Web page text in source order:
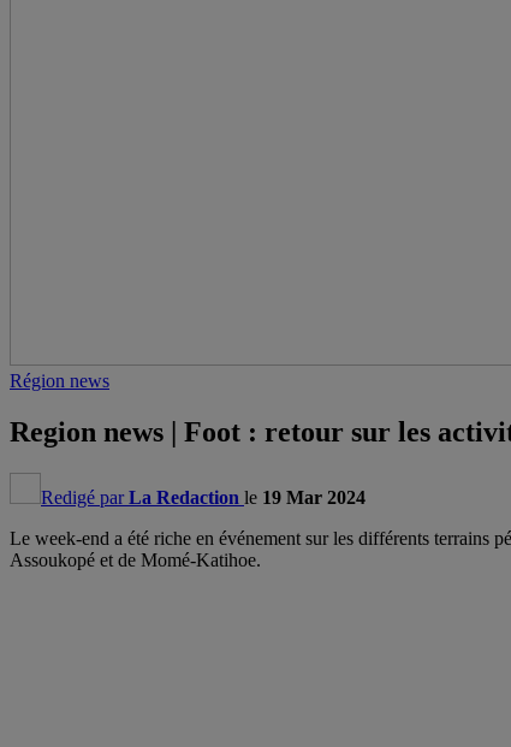
Région news
Region news | Foot : retour sur les
Redigé par La Redaction le 19 Mar 2024
Le week-end a été riche en événement sur les différents terrains
Assoukopé et de Momé-Katihoe.